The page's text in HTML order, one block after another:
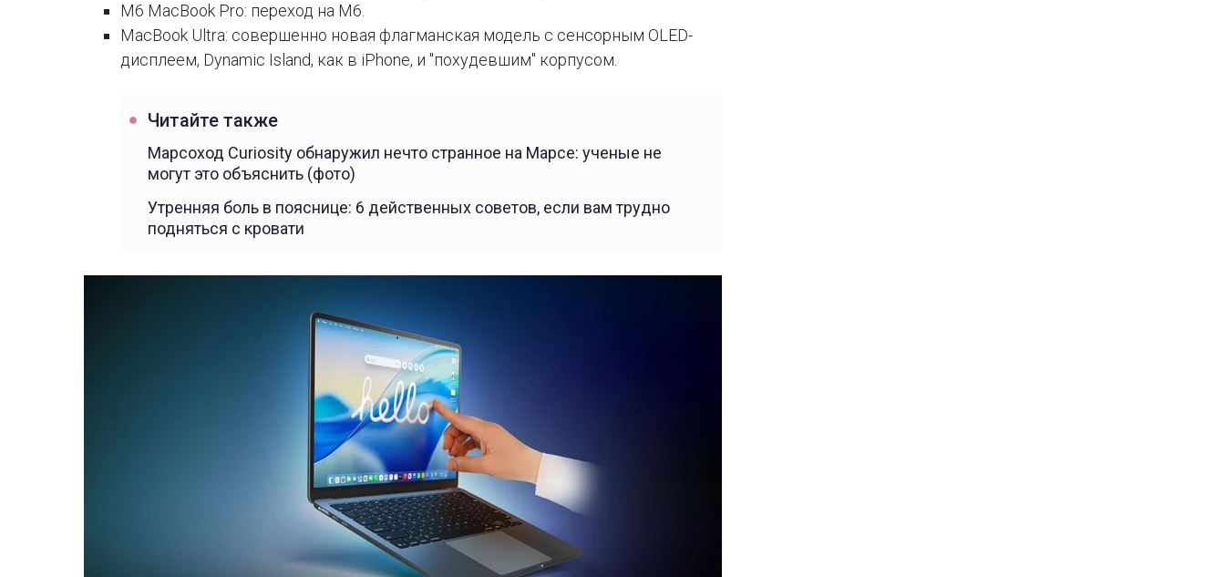
M6 MacBook Pro: переход на M6.
MacBook Ultra: совершенно новая флагманская модель с сенсорным OLED-
дисплеем, Dynamic Island, как в iPhone, и "похудевшим" корпусом.
Читайте также
Марсоход Curiosity обнаружил нечто странное на Марсе: ученые не
могут это объяснить (фото)
Утренняя боль в пояснице: 6 действенных советов, если вам трудно
подняться с кровати